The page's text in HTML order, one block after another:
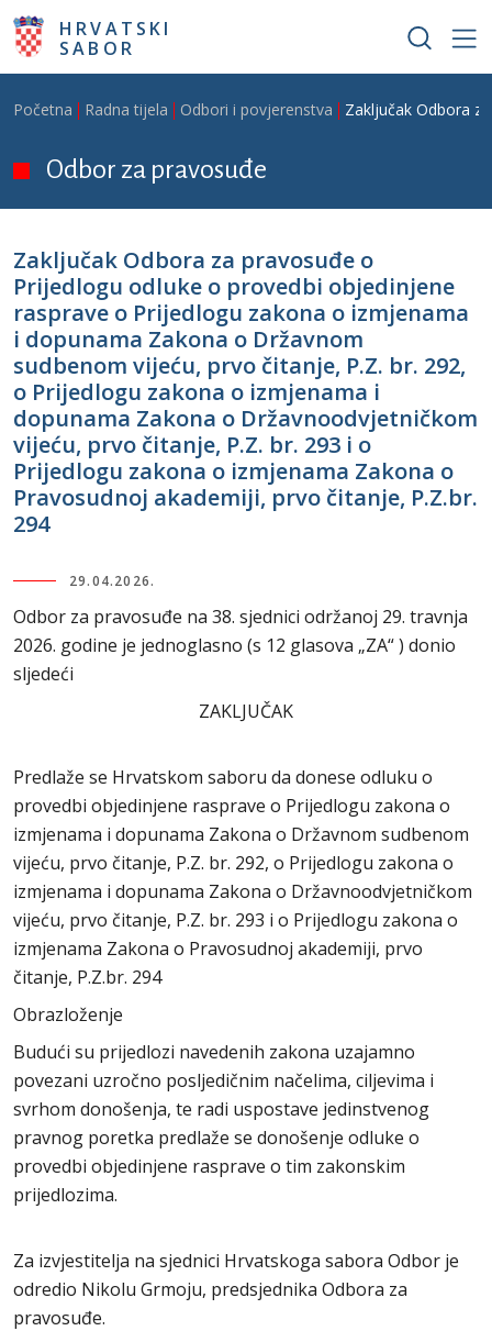
Skoči na glavni sadržaj
HRVATSKI
SABOR
Breadcrumb
Početna Radna tijela Odbori i povjerenstva Zaključak Odbora
Odbor za pravosuđe
Zaključak Odbora za pravosuđe o
Prijedlogu odluke o provedbi objedinjene
rasprave o Prijedlogu zakona o izmjenama
i dopunama Zakona o Državnom
sudbenom vijeću, prvo čitanje, P.Z. br. 292,
o Prijedlogu zakona o izmjenama i
dopunama Zakona o Državnoodvjetničkom
vijeću, prvo čitanje, P.Z. br. 293 i o
Prijedlogu zakona o izmjenama Zakona o
Pravosudnoj akademiji, prvo čitanje, P.Z.br.
294
29.04.2026.
Odbor za pravosuđe na 38. sjednici održanoj 29. travnja
2026. godine je jednoglasno (s 12 glasova „ZA“ ) donio
sljedeći
ZAKLJUČAK
Predlaže se Hrvatskom saboru da donese odluku o
provedbi objedinjene rasprave o Prijedlogu zakona o
izmjenama i dopunama Zakona o Državnom sudbenom
vijeću, prvo čitanje, P.Z. br. 292, o Prijedlogu zakona o
izmjenama i dopunama Zakona o Državnoodvjetničkom
vijeću, prvo čitanje, P.Z. br. 293 i o Prijedlogu zakona o
izmjenama Zakona o Pravosudnoj akademiji, prvo
čitanje, P.Z.br. 294
Obrazloženje
Budući su prijedlozi navedenih zakona uzajamno
povezani uzročno posljedičnim načelima, ciljevima i
svrhom donošenja, te radi uspostave jedinstvenog
pravnog poretka predlaže se donošenje odluke o
provedbi objedinjene rasprave o tim zakonskim
prijedlozima.
Za izvjestitelja na sjednici Hrvatskoga sabora Odbor je
odredio Nikolu Grmoju, predsjednika Odbora za
pravosuđe.